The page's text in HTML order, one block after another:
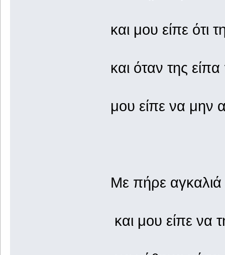
και μου είπε ότι
και όταν της
μου είπε να μην
Με πήρε
και μου είπε